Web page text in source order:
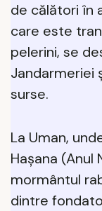
de călători în
care este
pelerini, se
Jandarmeriei
surse.
La Uman,
Hașana (Anul
mormântul
dintre